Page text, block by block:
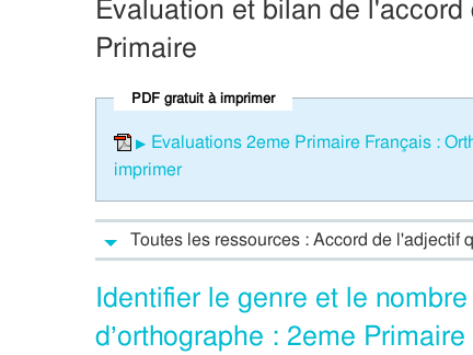
Évaluation et bilan de
Primaire
PDF gratuit à imprimer
Evaluations 2eme Primaire Français :
imprimer
Toutes les ressources : Accord de l'adjectif
Identifier le genre et le
d’orthographe : 2eme